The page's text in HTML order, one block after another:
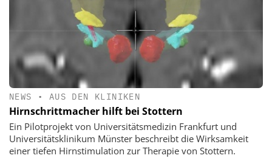
NEWS • AUS DEN KLINIKEN
Hirnschrittmacher hilft bei Stottern
Ein Pilotprojekt von Universitätsmedizin Frankfurt und
Universitätsklinikum Münster beschreibt die Wirksamkeit
einer tiefen Hirnstimulation zur Therapie von Stottern.